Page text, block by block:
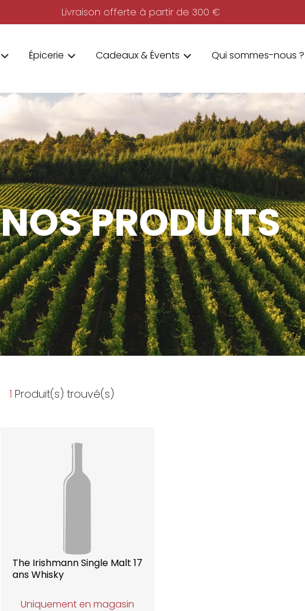
Livraison offerte à partir de 300 €
Épicerie Cadeaux & Évents Qui sommes-nous ?
NOS PRODUITS
1 Produit(s) trouvé(s)
The Irishmann Single Malt 17
ans Whisky
Uniquement en magasin